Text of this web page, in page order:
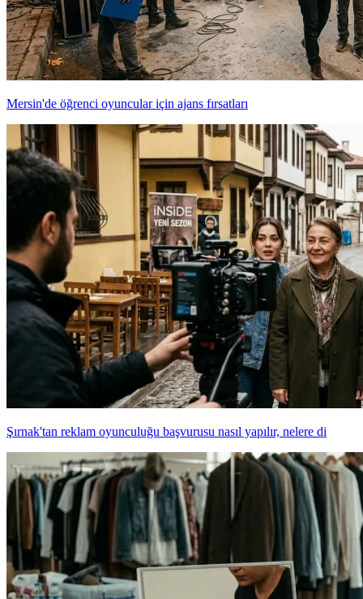
Mersin'de öğrenci oyuncular için ajans fırsatları
Şırnak'tan reklam oyunculuğu başvurusu nasıl yapılır, nelere di